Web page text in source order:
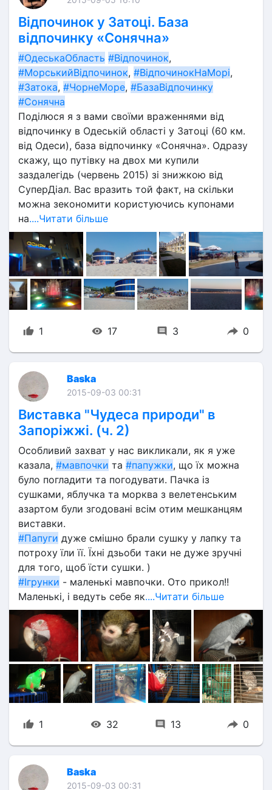
Відпочинок у Затоці. База
відпочинку «Сонячна»
#ОдеськаОбласть #Відпочинок
#МорськийВідпочинок, #ВідпочинокНаМорі
#Затока, #ЧорнеМоре, #БазаВідпочинку
#Сонячна
Поділюся я з вами своїми враженнями від
відпочинку в Одеській області у Затоці (60 км.
від Одеси), база відпочинку «Сонячна». Одразу
скажу, що путівку на двох ми купили
заздалегідь (червень 2015) зі знижкою від
СуперДіал. Вас вразить той факт, на скільки
можна зекономити користуючись купонами
на....Читати більше
1 17 3 0
Baska
2015-09-03 00:31
Виставка "Чудеса природи" в
Запоріжжі. (ч. 2)
Особливий захват у нас викликали, як я уже
казала, #мавпочки та #папужки, що їх можна
було погладити та погодувати. Пачка із
сушками, яблучка та морква з велетенським
азартом були згодовані всім отим мешканцям
виставки.
#Папуги дуже смішно брали сушку у лапку та
потроху їли її. Їхні дзьоби таки не дуже зручні
для того, щоб їсти сушки. )
#Ігрунки - маленькі мавпочки. Ото прикол!!
Маленькі, і ведуть себе як....Читати більше
1 32 13 0
Baska
2015-09-03 00:31